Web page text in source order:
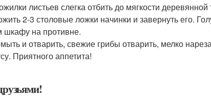
листьев слегка отбить до мягкости деревянной
2-3 столовые ложки начинки и завернуть его.
шкафу на противне.
и отварить, свежие грибы отварить, мелко
Приятного аппетита!